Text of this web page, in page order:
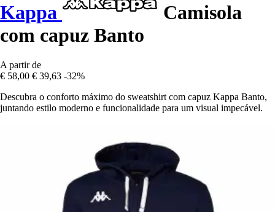
Kappa
Camisola
com capuz Banto
A partir de
€ 58,00 € 39,63 -32%
Descubra o conforto máximo do sweatshirt com capuz Kappa Banto,
juntando estilo moderno e funcionalidade para um visual impecável.